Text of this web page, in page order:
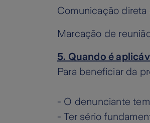
Comunicação
Marcação de
5. Quando é
Para beneficiar da
- O denunciante
- Ter sério